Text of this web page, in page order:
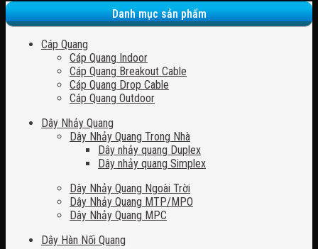
Danh mục sản phẩm
Cáp Quang
Cáp Quang Indoor
Cáp Quang Breakout Cable
Cáp Quang Drop Cable
Cáp Quang Outdoor
Dây Nhảy Quang
Dây Nhảy Quang Trong Nhà
Dây nhảy quang Duplex
Dây nhảy quang Simplex
Dây Nhảy Quang Ngoài Trời
Dây Nhảy Quang MTP/MPO
Dây Nhảy Quang MPC
Dây Hàn Nối Quang